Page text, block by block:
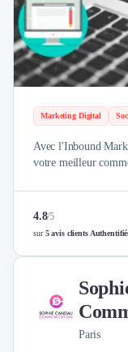
Marketing Digital
Avec l'Inbound
votre meilleur
4.8/5
sur5 avis clients
Paris